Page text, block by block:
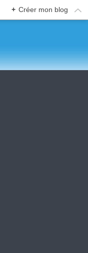
+ Créer mon blog